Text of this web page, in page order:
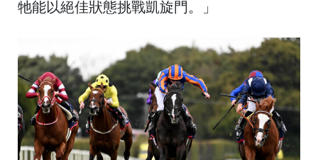
牠能以絕佳狀態挑戰凱旋門。」